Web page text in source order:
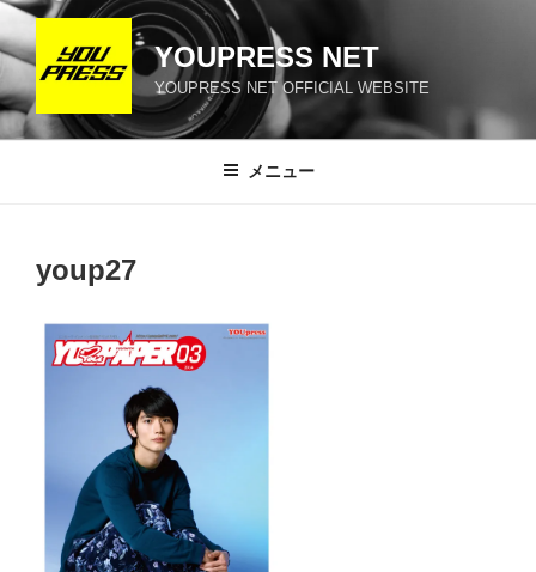
コ
ン
ン
YOUPRESS NET
YOUPRESS NET OFFICIAL WEBSITE
メニュー
youp27